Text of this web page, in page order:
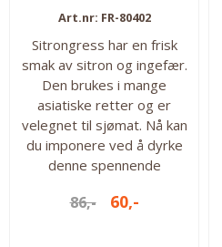
Art.nr: FR-80402
Sitrongress har en frisk
smak av sitron og ingefær.
Den brukes i mange
asiatiske retter og er
velegnet til sjømat. Nå kan
du imponere ved å dyrke
denne spennende
Sitrongress vokser i
86,- 60,-